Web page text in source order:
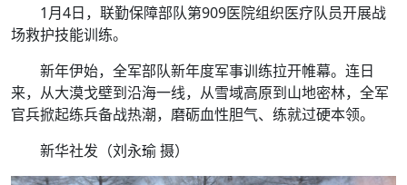
1月4日，联勤保障部队第909医院组织医疗队员开展战
场救护技能训练。
新年伊始，全军部队新年度军事训练拉开帷幕。连日
来，从大漠戈壁到沿海一线，从雪域高原到山地密林，全军
官兵掀起练兵备战热潮，磨砺血性胆气、练就过硬本领。
新华社发（刘永瑜 摄）